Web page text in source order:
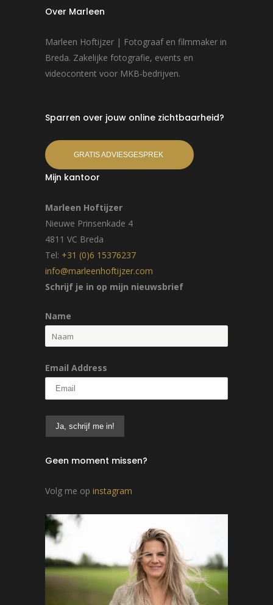
Over Marleen
Marleen Hoftijzer | Fotograaf en filmmaker in
Breda. Zakelijke fotografie, events en
videocontent voor MKB-bedrijven.
Sparren over jouw online zichtbaarheid?
GRATIS ADVIESGESPREK
Mijn kantoor
Marleen Hoftijzer
Nieuwe Prinsenkade 4
4811 VC Breda
Tel: +31 (0)6 15376237
info@marleenhoftijzer.com
Schrijf je in op mijn nieuwsbrief
Name
Email Address
Geen moment missen?
Volg me op instagram